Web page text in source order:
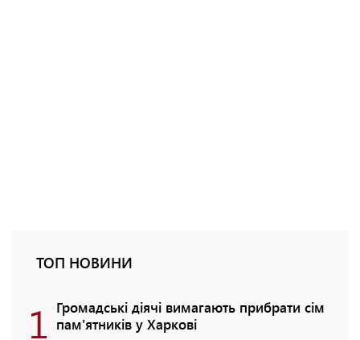
ТОП НОВИНИ
1 Громадські діячі вимагають прибрати сім
пам'ятників у Харкові